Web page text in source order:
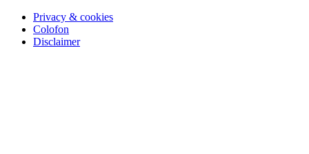
Privacy & cookies
Colofon
Disclaimer